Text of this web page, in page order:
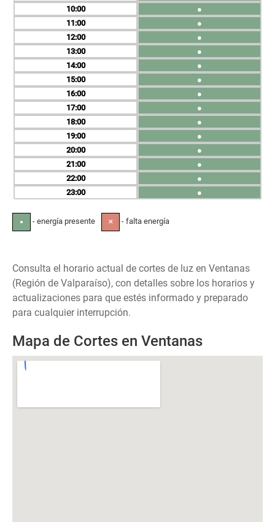
10
11
12
13
14
15
16
17
18
19
20
21
22
23
●
●
●
●
●
●
●
●
●
●
●
●
●
●
● - energía presente ✕ - falta energía
Consulta el horario actual de cortes de luz en Ventanas
(Región de Valparaíso), con detalles sobre los horarios y
actualizaciones para que estés informado y preparado
para cualquier interrupción.
Mapa de Cortes en Ventanas